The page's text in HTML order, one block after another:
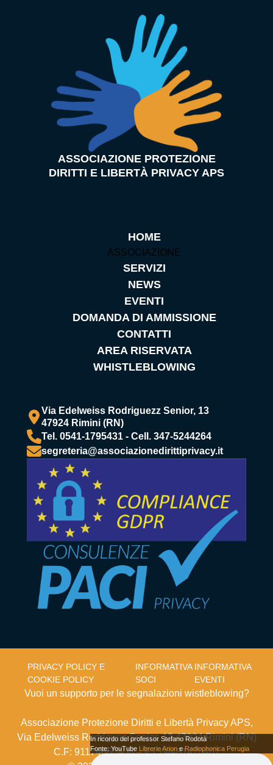
ASSOCIAZIONE PROTEZIONE
DIRITTI E LIBERTÀ PRIVACY APS
HOME
ASSOCIAZIONE
SERVIZI
NEWS
EVENTI
DOMANDA DI AMMISSIONE
CONTATTI
AREA RISERVATA
WHISTLEBLOWING
Via Edelweiss Rodriguezz Senior, 13
47924 Rimini (RN)
Tel. 0541-1795431 - Cell. 347-5244264
segreteria@associazionedirittiprivacy.it
PRIVACY POLICY E
COOKIE POLICY
INFORMATIVA
SOCI
INFORMATIVA
EVENTI
Vuoi un supporto per le segnalazioni wistleblowing?
Associazione Protezione Diritti e Libertà Privacy APS,
Via Edelweiss Rodriguez Senior, 13 47924 Rimini (RN)
C.F: 91174660406 – P.I: 04481470401
In ricordo del professor Stefano Rodotà
Fonte: YouTube Librerie ArioneRadiophonica Perugia